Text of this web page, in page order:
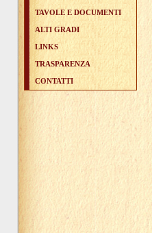
TAVOLE E DOCUMENTI
ALTI GRADI
LINKS
TRASPARENZA
CONTATTI